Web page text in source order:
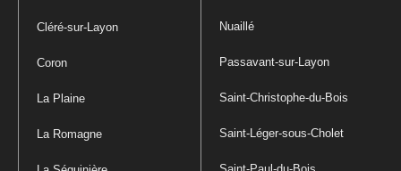
Cléré-sur-Layon
Coron
La Plaine
La Romagne
Nuaillé
Passavant-sur-Layon
Saint-Christophe-du-Bois
Saint-Léger-sous-Cholet